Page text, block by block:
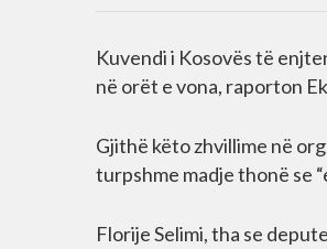
Kuvendi i Kosovës të
në orët e vona, raporton
Gjithë këto zhvillime në
turpshme madje thonë se
Florije Selimi, tha se